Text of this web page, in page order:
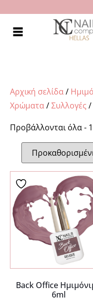
Αρχική σελίδα/
Χρώματα/Συλλογές /
Προβάλλονται όλα -
Back Office
6ml